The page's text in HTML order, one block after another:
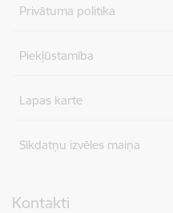
Privātuma politika
Piekļūstamība
Lapas karte
Sīkdatņu izvēles maiņa
Kontakti